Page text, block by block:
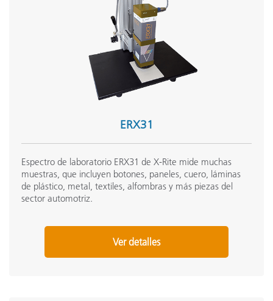
ERX31
Espectro de laboratorio ERX31 de X-Rite mide muchas
muestras, que incluyen botones, paneles, cuero, láminas
de plástico, metal, textiles, alfombras y más piezas del
sector automotriz.
Ver detalles